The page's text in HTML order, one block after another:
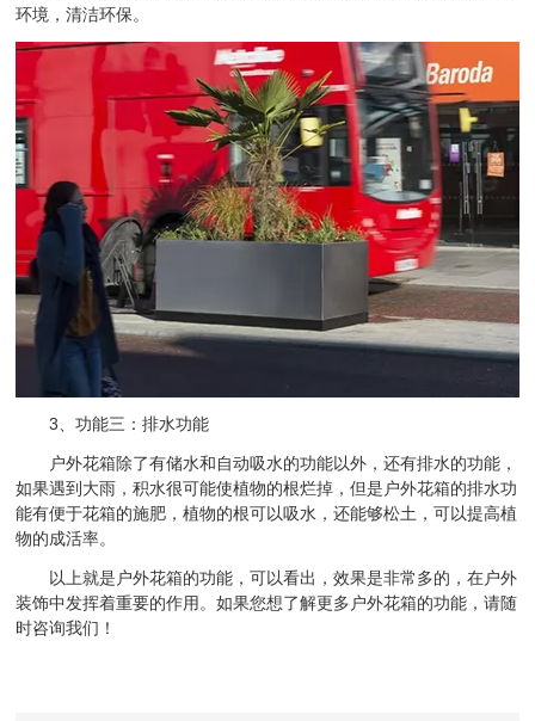
环境，清洁环保。
3、功能三：排水功能
户外花箱除了有储水和自动吸水的功能以外，还有排水的功能，
如果遇到大雨，积水很可能使植物的根烂掉，但是户外花箱的排水功
能有便于花箱的施肥，植物的根可以吸水，还能够松土，可以提高植
物的成活率。
以上就是户外花箱的功能，可以看出，效果是非常多的，在户外
装饰中发挥着重要的作用。如果您想了解更多户外花箱的功能，请随
时咨询我们！